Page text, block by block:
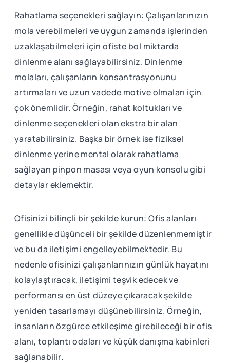
Rahatlama seçenekleri sağlayın: Çalışanlarınızın
mola verebilmeleri ve uygun zamanda işlerinden
uzaklaşabilmeleri için ofiste bol miktarda
dinlenme alanı sağlayabilirsiniz. Dinlenme
molaları, çalışanların konsantrasyonunu
artırmaları ve uzun vadede motive olmaları için
çok önemlidir. Örneğin, rahat koltukları ve
dinlenme seçenekleri olan ekstra bir alan
yaratabilirsiniz. Başka bir örnek ise fiziksel
dinlenme yerine mental olarak rahatlama
sağlayan pinpon masası veya oyun konsolu gibi
detaylar eklemektir.
Ofisinizi bilinçli bir şekilde kurun: Ofis alanları
genellikle düşünceli bir şekilde düzenlenmemiştir
ve bu da iletişimi engelleyebilmektedir. Bu
nedenle ofisinizi çalışanlarınızın günlük hayatını
kolaylaştıracak, iletişimi teşvik edecek ve
performansı en üst düzeye çıkaracak şekilde
yeniden tasarlamayı düşünebilirsiniz. Örneğin,
insanların özgürce etkileşime girebileceği bir ofis
alanı, toplantı odaları ve küçük danışma kabinleri
sağlanabilir.